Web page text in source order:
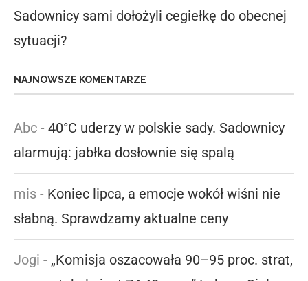
Sadownicy sami dołożyli cegiełkę do obecnej
sytuacji?
NAJNOWSZE KOMENTARZE
Abc - 40°C uderzy w polskie sady. Sadownicy
alarmują: jabłka dosłownie się spalą
mis - Koniec lipca, a emocje wokół wiśni nie
słabną. Sprawdzamy aktualne ceny
Jogi - „Komisja oszacowała 90–95 proc. strat,